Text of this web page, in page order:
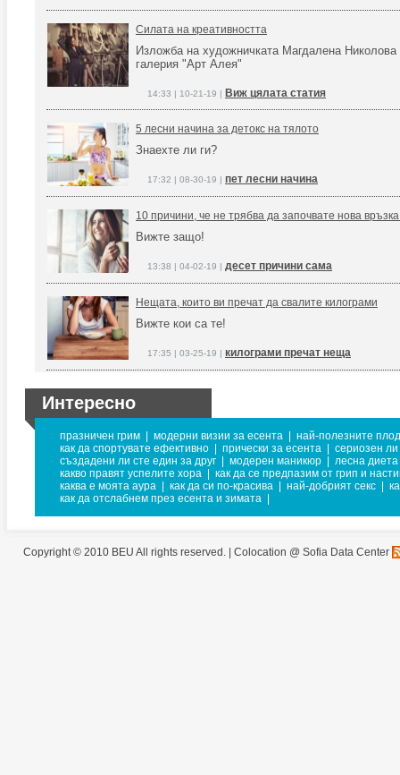
Силата на креативността
Изложба на художничката Магдалена Николова
галерия "Арт Алея"
14:33 | 10-21-19 | Виж цялата статия
5 лесни начина за детокс на тялото
Знаехте ли ги?
17:32 | 08-30-19 | пет лесни начина
10 причини, че не трябва да започвате нова
Вижте защо!
13:38 | 04-02-19 | десет причини сама
Нещата, които ви пречат да свалите килограми
Вижте кои са те!
17:35 | 03-25-19 | килограми пречат неща
Интересно
празничен грим модерни визии за есента
най-полезните
как да спортувате ефективно
прически за есента
сериозен ли
създадени ли сте един за друг
модерен маникюр
лесна диета
какво правят успелите хора
как да се предпазим от грип и
каква е моята аура
как да си по-красива най-добрият секс
как да отслабнем през есента и зимата
Copyright © 2010 BEU All rights reserved. | Colocation @ Sofia Data Center